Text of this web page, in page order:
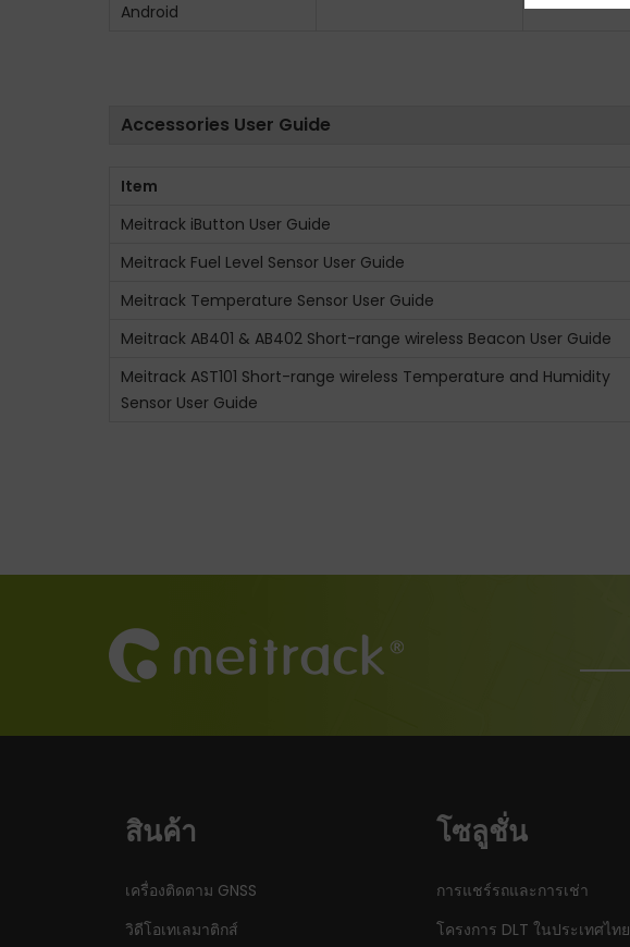
Android
Accessories User Guide
Item
Meitrack iButton User Guide
Meitrack Fuel Level Sensor User Guide
Meitrack Temperature Sensor User Guide
Meitrack AB401 & AB402 Short-range wireless Beacon User Guide
Meitrack AST101 Short-range wireless Temperature and Humidity
Sensor User Guide
สินค้า
เครื่องติดตาม GNSS
วิดีโอเทเลมาติกส์
โซลูชั่น
การแชร์รถและการเช่า
โครงการ DLT ในประเทศไทย